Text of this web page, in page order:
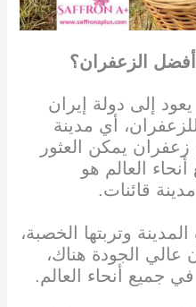
أفضل الزعفران؟
إلى دولة إيران
أي مدينة
يمكن العثور
العالم هو
قائنات.
وتربتها الخصبة،
عالي الجودة هناك،
جميع أنحاء العالم.